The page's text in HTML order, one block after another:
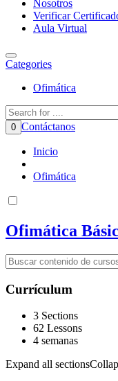
Nosotros
Verificar
Aula Virtual
Categories
Ofimática
0 Contáctanos
Inicio
Ofimática
Ofimática
Currículum
3 Sections
62 Lessons
4 semanas
Expand all sections